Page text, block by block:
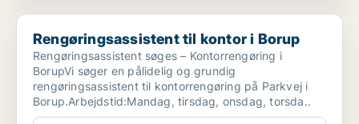
Rengøringsassistent til kontor i Borup
Rengøringsassistent til kontor i Borup
Rengøringsassistent søges – Kontorrengøring i
BorupVi søger en pålidelig og grundig
rengøringsassistent til kontorrengøring på Parkvej i
Borup.Arbejdstid:Mandag, tirsdag, onsdag, torsda..